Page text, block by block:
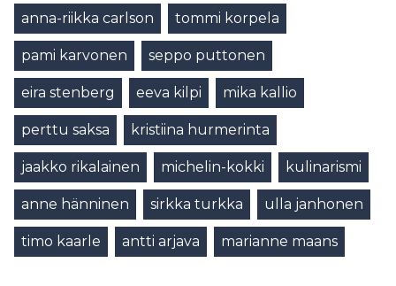
anna-riikka carlson tommi korpela
pami karvonen seppo puttonen
eira stenberg eeva kilpi mika kallio
perttu saksa kristiina hurmerinta
jaakko rikalainen michelin-kokki kulinarismi
anne hänninen sirkka turkka ulla janhonen
timo kaarle antti arjava marianne maans